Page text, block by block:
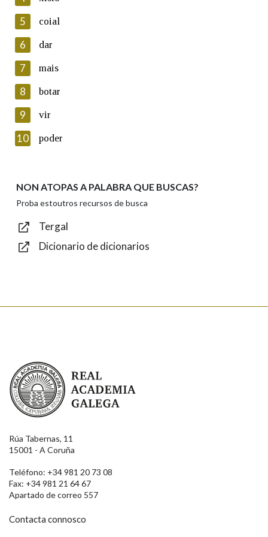
Lin e acepto as condicións da política de
Introduce o código que aparece na imaxe:
Texto de verificación
Enviar
5 coial
6 dar
7 mais
8 botar
9 vir
10 poder
NON ATOPAS A PALABRA QUE BUSCAS?
Proba estoutros recursos de busca
Tergal
Dicionario de dicionarios
Real Academia Galega
Rúa Tabernas, 11
15001 - A Coruña
Teléfono: +34 981 20 73 08
Fax: +34 981 21 64 67
Apartado de correo 557
Contacta connosco